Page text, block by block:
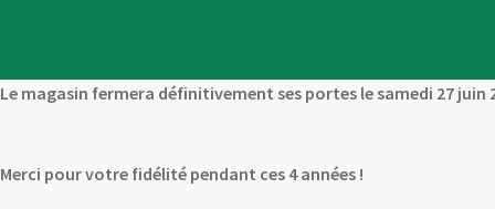
Le magasin fermera définitivement ses portes le samedi 27 juin
Merci pour votre fidélité pendant ces 4 années !